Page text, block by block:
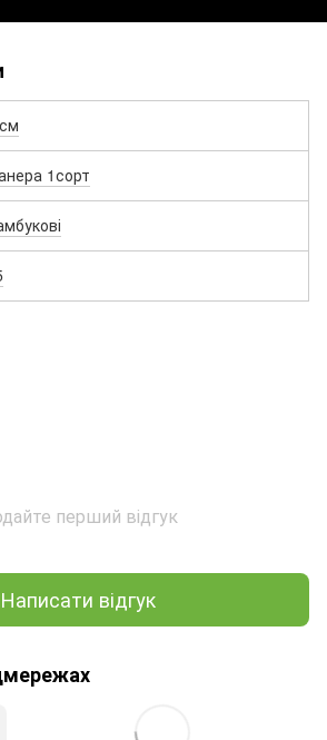
1сорт
перший відгук
Написати відгук